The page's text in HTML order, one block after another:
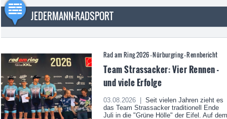
JEDERMANN-RADSPORT
Rad am Ring 2026 - Nürburgring - Rennbericht
Team Strassacker: Vier Rennen -
und viele Erfolge
03.08.2026 |
Seit vielen Jahren zieht es
das Team Strassacker traditionell Ende
Juli in die "Grüne Hölle" der Eifel. Auf dem